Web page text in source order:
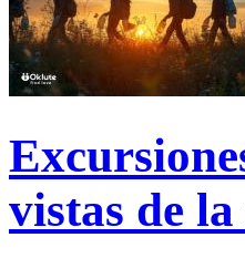
vistas de